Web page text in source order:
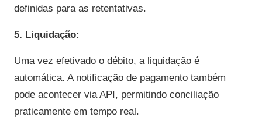
definidas para as retentativas.
5. Liquidação:
Uma vez efetivado o débito, a liquidação é
automática. A notificação de pagamento também
pode acontecer via API, permitindo conciliação
praticamente em tempo real.